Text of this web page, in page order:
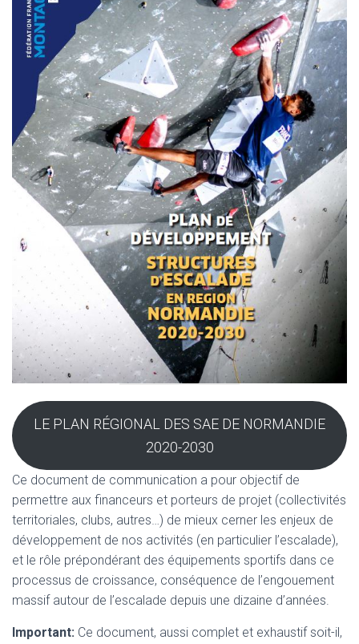
LE PLAN RÉGIONAL DES SAE DE NORMANDIE
2020-2030
Ce document de communication a pour objectif de
permettre aux financeurs et porteurs de projet (collectivités
territoriales, clubs, autres…) de mieux cerner les enjeux de
développement de nos activités (en particulier l’escalade),
et le rôle prépondérant des équipements sportifs dans ce
processus de croissance, conséquence de l’engouement
massif autour de l’escalade depuis une dizaine d’années.
Important: Ce document, aussi complet et exhaustif soit-il,